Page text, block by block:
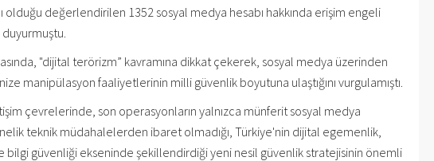
olduğu değerlendirilen 1352 sosyal medya hesabı hakkında erişim engeli
duyurmuştu.
"dijital terörizm” kavramına dikkat çekerek, sosyal medya üzerinden
manipülasyon faaliyetlerinin milli güvenlik boyutuna ulaştığını vurgulamıştı.
çevrelerinde, son operasyonların yalnızca münferit sosyal medya
teknik müdahalelerden ibaret olmadığı, Türkiye'nin dijital egemenlik,
bilgi güvenliği ekseninde şekillendirdiği yeni nesil güvenlik stratejisinin önemli